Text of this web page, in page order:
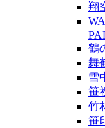
翔
鶴
舞
雪
笹
竹
笹